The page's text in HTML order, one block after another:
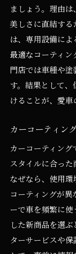
ましょう。理由
美しさに直結する
は、専用設備によ
最適なコーティン
門店では車種や
す。結果として
けることが、愛車
カーコーティン
カーコーティン
スタイルに合った
なぜなら、使用
コーティングが
ーで車を頻繁に
した新商品を選
ターサービスや